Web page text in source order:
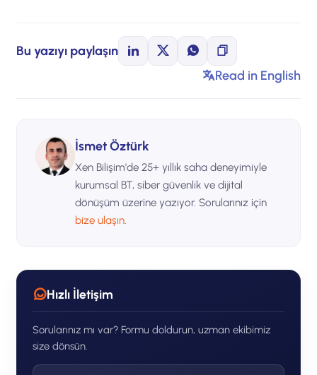
Bu yazıyı paylaşın
Read in English
İsmet Öztürk
Xen Bilişim'de 25+ yıllık saha deneyimiyle
kurumsal BT, siber güvenlik ve dijital
dönüşüm üzerine yazıyor. Sorularınız için
bize ulaşın.
Hızlı İletişim
Sorularınız mı var? Formu doldurun, uzman ekibimiz
size dönsün.